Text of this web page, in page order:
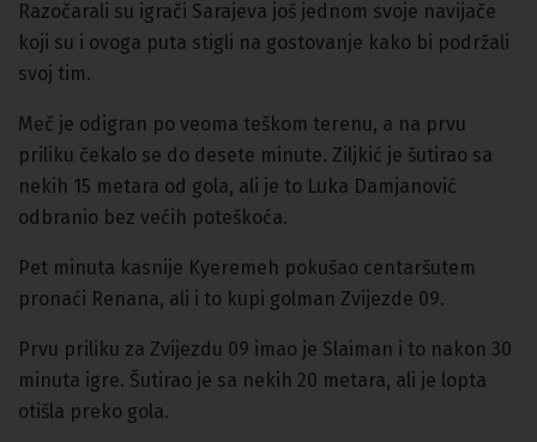
Razočarali su igrači Sarajeva još jednom svoje navijače
koji su i ovoga puta stigli na gostovanje kako bi podržali
svoj tim.
Meč je odigran po veoma teškom terenu, a na prvu
priliku čekalo se do desete minute. Ziljkić je šutirao sa
nekih 15 metara od gola, ali je to Luka Damjanović
odbranio bez većih poteškoća.
Pet minuta kasnije Kyeremeh pokušao centaršutem
pronaći Renana, ali i to kupi golman Zvijezde 09.
Prvu priliku za Zvijezdu 09 imao je Slaiman i to nakon 30
minuta igre. Šutirao je sa nekih 20 metara, ali je lopta
otišla preko gola.